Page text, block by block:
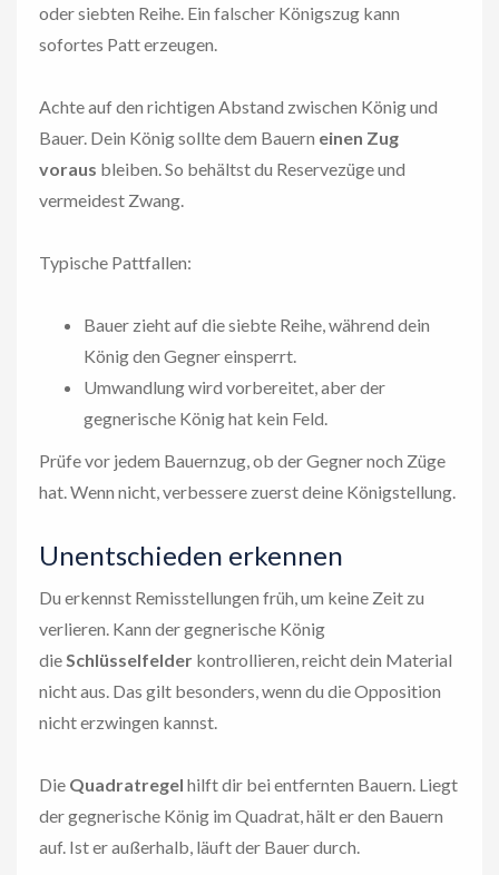
oder siebten Reihe. Ein falscher Königszug kann
sofortes Patt erzeugen.
Achte auf den richtigen Abstand zwischen König und
Bauer. Dein König sollte dem Bauern einen Zug
voraus bleiben. So behältst du Reservezüge und
vermeidest Zwang.
Typische Pattfallen:
Bauer zieht auf die siebte Reihe, während dein
König den Gegner einsperrt.
Umwandlung wird vorbereitet, aber der
gegnerische König hat kein Feld.
Prüfe vor jedem Bauernzug, ob der Gegner noch Züge
hat. Wenn nicht, verbessere zuerst deine Königstellung.
Unentschieden erkennen
Du erkennst Remisstellungen früh, um keine Zeit zu
verlieren. Kann der gegnerische König
dieSchlüsselfelder kontrollieren, reicht dein Material
nicht aus. Das gilt besonders, wenn du die Opposition
nicht erzwingen kannst.
Die Quadratregel hilft dir bei entfernten Bauern. Liegt
der gegnerische König im Quadrat, hält er den Bauern
auf. Ist er außerhalb, läuft der Bauer durch.